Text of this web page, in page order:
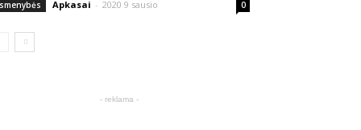
Apkasai - 2020 9 sausio 0
- reklama -